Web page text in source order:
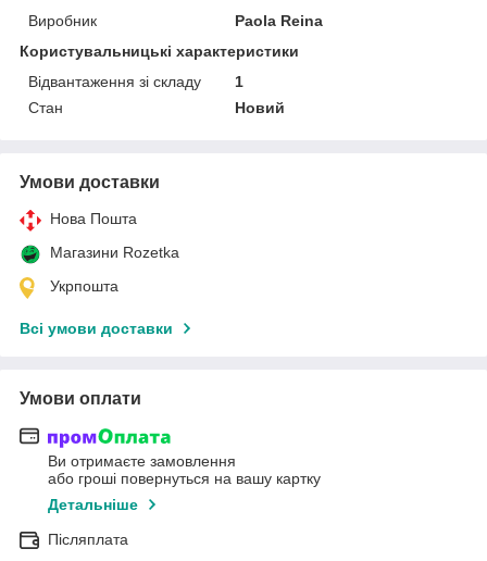
Виробник
Paola Reina
Користувальницькі характеристики
Відвантаження зі складу
1
Стан
Новий
Умови доставки
Нова Пошта
Магазини Rozetka
Укрпошта
Всі умови доставки
Умови оплати
Ви отримаєте замовлення
або гроші повернуться на вашу картку
Детальніше
Післяплата